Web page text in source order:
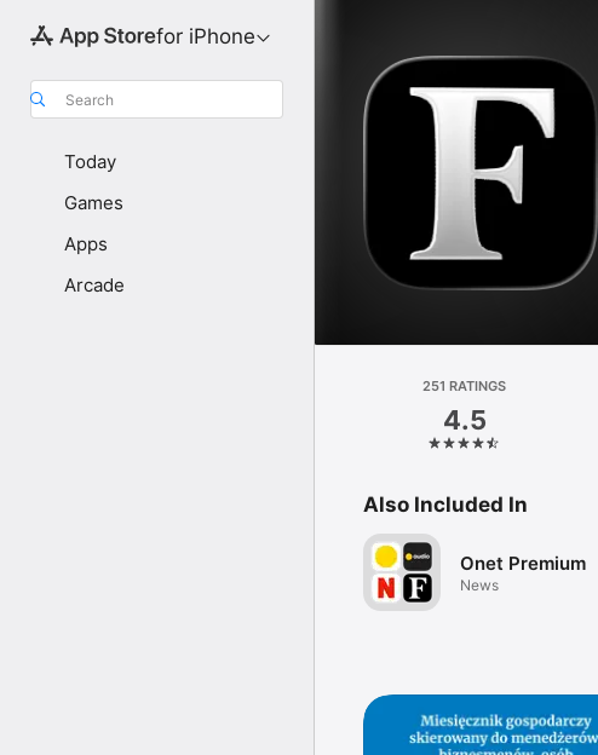
for iPhone
Search
Today
Games
Apps
Arcade
251 RATINGS
4.5
Also Included In
Onet Premium
News